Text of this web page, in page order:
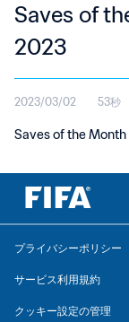
Saves of
2023
2023/03/02 53秒
Saves of the Month
プライバシーポリシー
サービス利用規約
クッキー設定の管理